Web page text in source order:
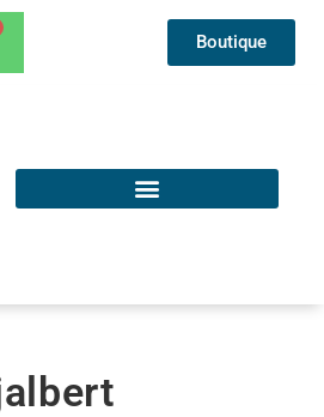
Boutique